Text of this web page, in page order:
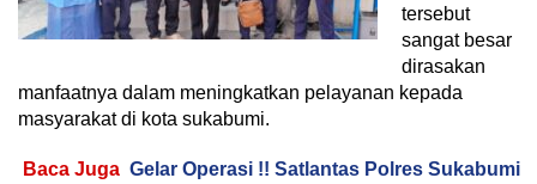
tersebut
sangat besar
dirasakan
manfaatnya dalam meningkatkan pelayanan kepada
masyarakat di kota sukabumi.
Baca Juga Gelar Operasi !! Satlantas Polres Sukabumi